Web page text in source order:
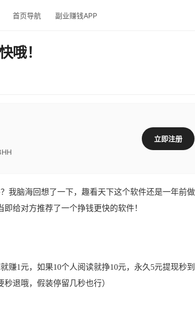
首页导航 副业赚钱APP
哦！
立即注册
脑海回想了一下，趣看天下这个软件还是一年前
给对方推荐了一个挣钱更快的软件！
1元，如果10个人阅读就挣10元，永久5元提现秒到
退哦，假装停留几秒也行）